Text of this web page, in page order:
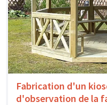
Fabrication d'un
d'observation de la